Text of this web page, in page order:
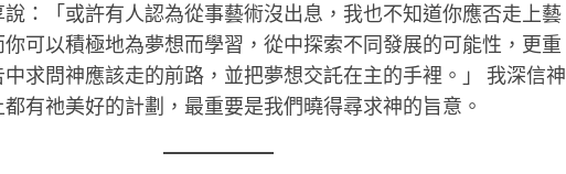
：「或許有人認為從事藝術沒出息，我也不知道你應否走上藝
可以積極地為夢想而學習，從中探索不同發展的可能性，更重
求問神應該走的前路，並把夢想交託在主的手裡。」 我深信神
有祂美好的計劃，最重要是我們曉得尋求神的旨意。